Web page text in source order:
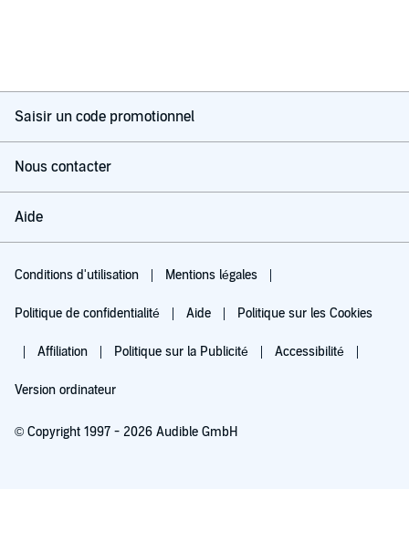
Saisir un code promotionnel
Nous contacter
Aide
Conditions d'utilisation Mentions légales
Politique de confidentialité Aide Politique sur les Cookies
Affiliation Politique sur la Publicité Accessibilité
Version ordinateur
© Copyright 1997 - 2026 Audible GmbH